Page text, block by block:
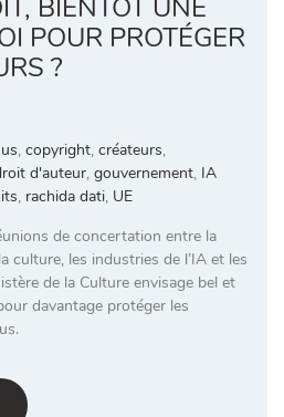
BIENTÔT UNE
POUR PROTÉGER
?
, copyright, créateurs,
d'auteur, gouvernement, IA
, rachida dati, UE
de concertation entre la
culture, les industries de l’IA et les
de la Culture envisage bel et
davantage protéger les